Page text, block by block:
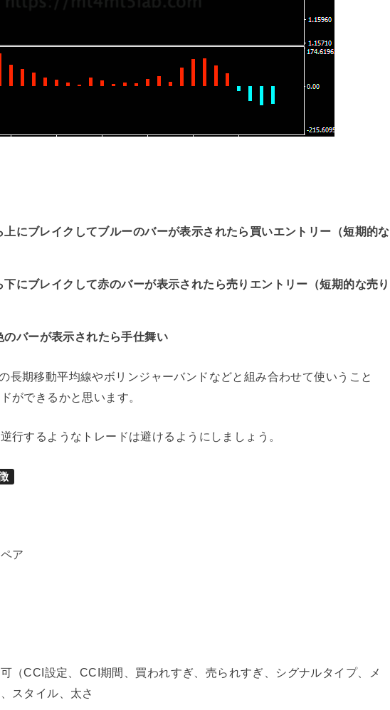
にブレイクしてブルーのバーが表示されたら買いエントリー（短期的な
にブレイクして赤のバーが表示されたら売りエントリー（短期的な売り
のバーが表示されたら手仕舞い
長期移動平均線やボリンジャーバンドなどと組み合わせて使いうこと
ができるかと思います。
行するようなトレードは避けるようにしましょう。
ア
可（CCI設定、CCI期間、買われすぎ、売られすぎ、シグナルタイプ、メ
スタイル、太さ